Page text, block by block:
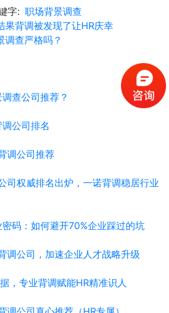
字: 职场背景调查
果背调被发现了让HR庆幸
调查严格吗？
查公司推荐？
公司排名
调公司推荐
司权威排名出炉，一诺背调稳居行业
码：如何避开70%企业踩过的坑
调公司，加速企业人才战略升级
，专业背调赋能HR精准识人